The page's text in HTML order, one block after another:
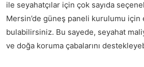
ile seyahatçılar için çok sayıda
Mersin’de güneş paneli kurulumu
bulabilirsiniz. Bu sayede, seyahat
ve doğa koruma çabalarını